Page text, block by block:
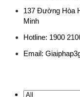
137 Đường Hòa
Minh
Hotline: 1900
Email: